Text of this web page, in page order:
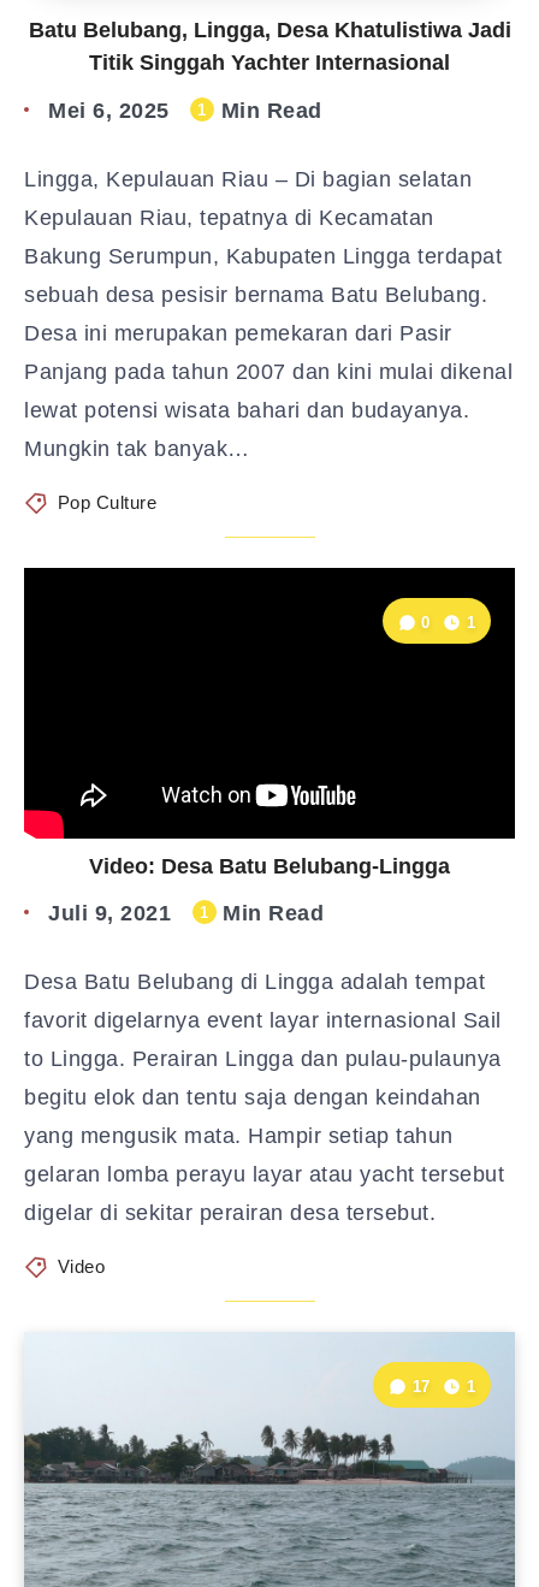
Batu Belubang, Lingga, Desa Khatulistiwa Jadi
Titik Singgah Yachter Internasional
Mei 6, 2025 1 Min Read
Lingga, Kepulauan Riau – Di bagian selatan
Kepulauan Riau, tepatnya di Kecamatan
Bakung Serumpun, Kabupaten Lingga terdapat
sebuah desa pesisir bernama Batu Belubang.
Desa ini merupakan pemekaran dari Pasir
Panjang pada tahun 2007 dan kini mulai dikenal
lewat potensi wisata bahari dan budayanya.
Mungkin tak banyak…
Pop Culture
Video: Desa Batu Belubang-Lingga
0 1
Juli 9, 2021 1 Min Read
Desa Batu Belubang di Lingga adalah tempat
favorit digelarnya event layar internasional Sail
to Lingga. Perairan Lingga dan pulau-pulaunya
begitu elok dan tentu saja dengan keindahan
yang mengusik mata. Hampir setiap tahun
gelaran lomba perayu layar atau yacht tersebut
digelar di sekitar perairan desa tersebut.
Video
17 1